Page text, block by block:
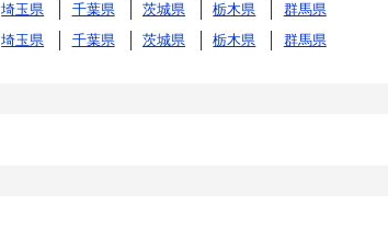
埼玉県 千葉県 茨城県 栃木県
群馬県
埼玉県 千葉県 茨城県 栃木県 群馬県